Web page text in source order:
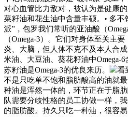
对心血管比力敌对，被认为是健康
菜籽油和花生油中含量丰硕。• 多不
派”，包罗我们常听的亚油酸（
（Omega-3）。它们对身体至关主
炎、大脑，但人体不克不及本人合
米油、大豆油、葵花籽油中Omega-
苏籽油是Omega-3的优良来历。
看
不是只吃单不饱和脂肪酸高的油就
种油是浑然一体的，环节正在于脂
队需要分歧性格的员工协做一样，
的脂肪酸。持久只吃一种油，很容